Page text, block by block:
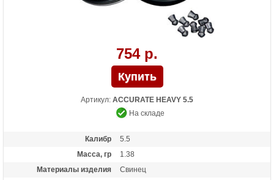
754 р.
Артикул: ACCURATE HEAVY 5.5
На складе
Калибр
5.5
Масса, гр
1.38
Материалы изделия
Свинец